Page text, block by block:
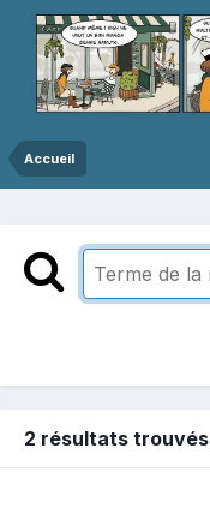
Accueil
2 résultats trouvés